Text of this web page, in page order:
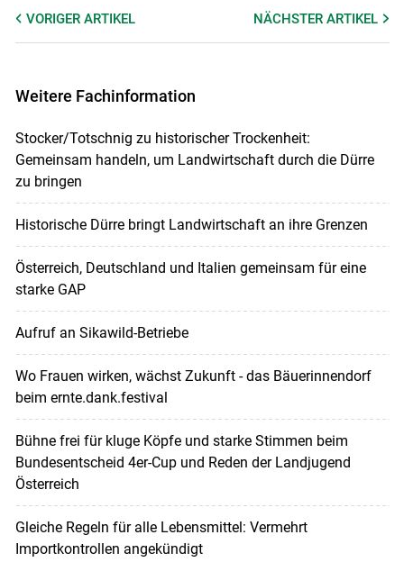
VORIGER ARTIKEL NÄCHSTERARTIKEL
Weitere Fachinformation
Stocker/Totschnig zu historischer Trockenheit:
Gemeinsam handeln, um Landwirtschaft durch die Dürre
zu bringen
Historische Dürre bringt Landwirtschaft an ihre Grenzen
Österreich, Deutschland und Italien gemeinsam für eine
starke GAP
Aufruf an Sikawild-Betriebe
Wo Frauen wirken, wächst Zukunft - das Bäuerinnendorf
beim ernte.dank.festival
Bühne frei für kluge Köpfe und starke Stimmen beim
Bundesentscheid 4er-Cup und Reden der Landjugend
Österreich
Gleiche Regeln für alle Lebensmittel: Vermehrt
Importkontrollen angekündigt